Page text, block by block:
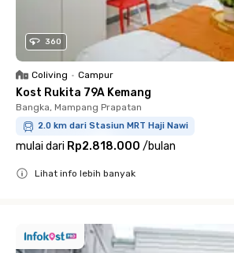
360
Coliving • Campur
Kost Rukita 79A Kemang
Bangka, Mampang Prapatan
2.0 km dari Stasiun MRT Haji Nawi
mulai dari Rp2.818.000 /bulan
Lihat info lebih banyak